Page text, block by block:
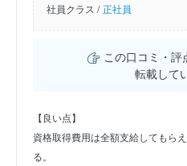
社員クラス / 正社員
この口コミ・評
転載して
【良い点】
資格取得費用は全額支給してもら
る。